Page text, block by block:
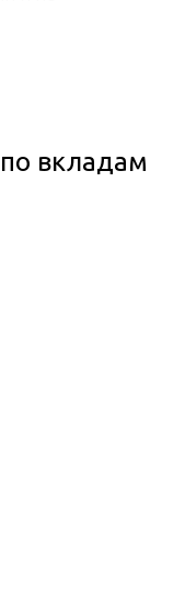
вкладам